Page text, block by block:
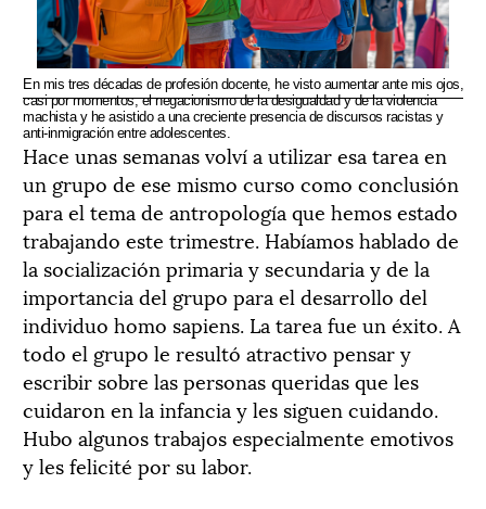
En mis tres décadas de profesión docente, he visto aumentar ante mis ojos,
casi por momentos, el negacionismo de la desigualdad y de la violencia
machista y he asistido a una creciente presencia de discursos racistas y
anti-inmigración entre adolescentes.
Hace unas semanas volví a utilizar esa tarea en
un grupo de ese mismo curso como conclusión
para el tema de antropología que hemos estado
trabajando este trimestre. Habíamos hablado de
la socialización primaria y secundaria y de la
importancia del grupo para el desarrollo del
individuo homo sapiens. La tarea fue un éxito. A
todo el grupo le resultó atractivo pensar y
escribir sobre las personas queridas que les
cuidaron en la infancia y les siguen cuidando.
Hubo algunos trabajos especialmente emotivos
y les felicité por su labor.